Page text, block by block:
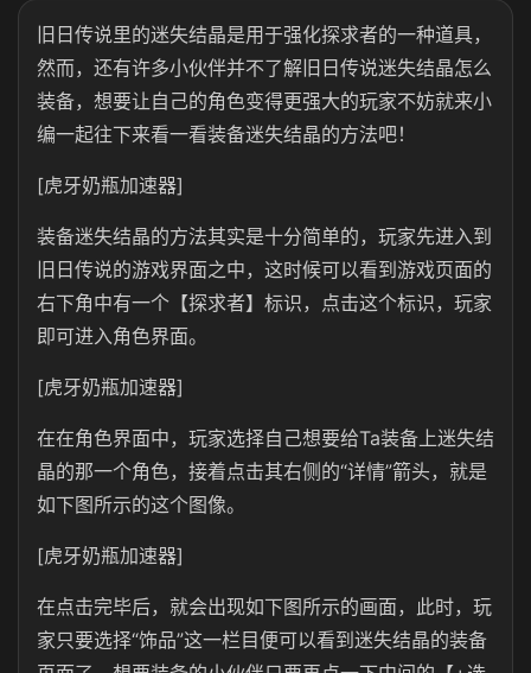
旧日传说里的迷失结晶是用于强化探求者的一种道具，
然而，还有许多小伙伴并不了解旧日传说迷失结晶怎么
装备，想要让自己的角色变得更强大的玩家不妨就来小
编一起往下来看一看装备迷失结晶的方法吧！
[虎牙奶瓶加速器]
装备迷失结晶的方法其实是十分简单的，玩家先进入到
旧日传说的游戏界面之中，这时候可以看到游戏页面的
右下角中有一个【探求者】标识，点击这个标识，玩家
即可进入角色界面。
[虎牙奶瓶加速器]
在在角色界面中，玩家选择自己想要给Ta装备上迷失结
晶的那一个角色，接着点击其右侧的“详情”箭头，就是
如下图所示的这个图像。
[虎牙奶瓶加速器]
在点击完毕后，就会出现如下图所示的画面，此时，玩
家只要选择“饰品”这一栏目便可以看到迷失结晶的装备